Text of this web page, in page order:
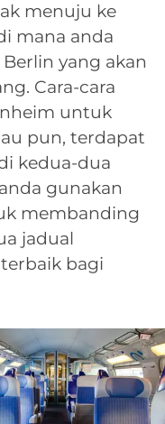
menuju ke
mana anda
yang akan
Cara-cara
untuk
pun, terdapat
kedua-dua
gunakan
membanding
jadual
bagi